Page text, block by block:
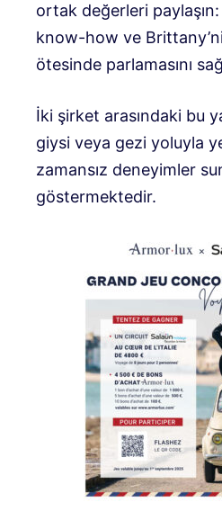
ortak değerleri
know-how ve
ötesinde parlamasını
İki şirket arasındaki bu
giysi veya gezi yoluyla
zamansız deneyimler
göstermektedir.